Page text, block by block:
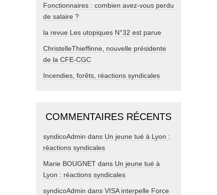
Fonctionnaires : combien avez-vous perdu
de salaire ?
la revue Les utopiques N°32 est parue
ChristelleThieffinne, nouvelle présidente
de la CFE-CGC
Incendies, forêts, réactions syndicales
COMMENTAIRES RÉCENTS
syndicoAdmin dans Un jeune tué à Lyon :
réactions syndicales
Marie BOUGNET dans Un jeune tué à
Lyon : réactions syndicales
syndicoAdmin dans VISA interpelle Force